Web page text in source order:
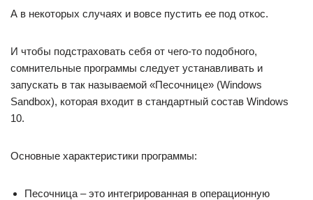
А в некоторых случаях и вовсе пустить ее под откос.
И чтобы подстраховать себя от чего-то подобного,
сомнительные программы следует устанавливать и
запускать в так называемой «Песочнице» (Windows
Sandbox), которая входит в стандартный состав Windows
10.
Основные характеристики программы:
Песочница – это интегрированная в операционную